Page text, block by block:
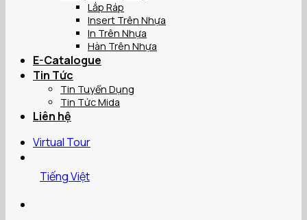
Lắp Ráp
Insert Trên Nhựa
In Trên Nhựa
Hàn Trên Nhựa
E-Catalogue
Tin Tức
Tin Tuyển Dụng
Tin Tức Mida
Liên hệ
Virtual Tour
Tiếng Việt